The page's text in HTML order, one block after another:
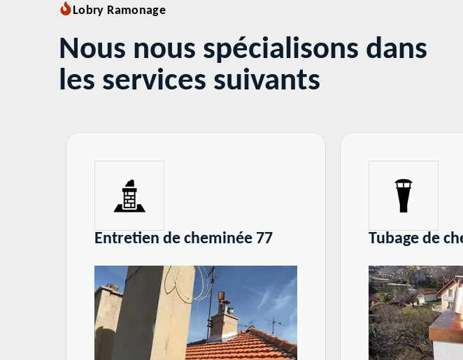
Lobry Ramonage
Nous nous spécialisons dans
les services suivants
Entretien de cheminée 77 Tubage de cheminée 77